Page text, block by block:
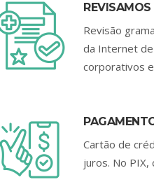
Revisão
da Internet
corporativos
Cartão de
juros. No PIX,